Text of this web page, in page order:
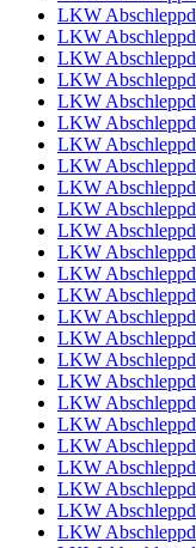
LKW
LKW
LKW
LKW
LKW
LKW
LKW
LKW
LKW
LKW
LKW
LKW
LKW
LKW
LKW
LKW
LKW
LKW
LKW
LKW
LKW
LKW
LKW
LKW
LKW